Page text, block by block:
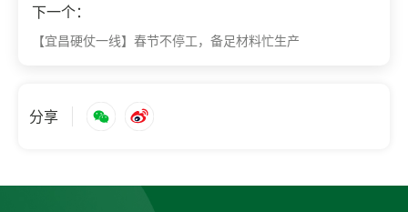
下一个：
【宜昌硬仗一线】春节不停工，备足材料忙生产
分享